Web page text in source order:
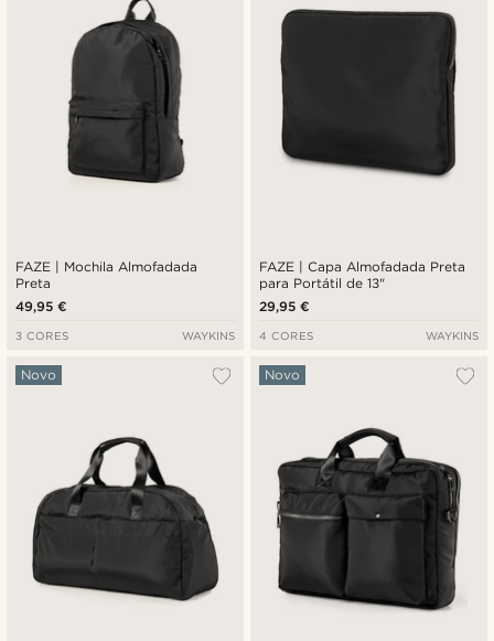
FAZE | Mochila Almofadada
Preta
49,95 €
3 CORES WAYKINS
FAZE | Capa Almofadada Preta
para Portátil de 13"
29,95 €
4 CORES WAYKINS
Novo Novo